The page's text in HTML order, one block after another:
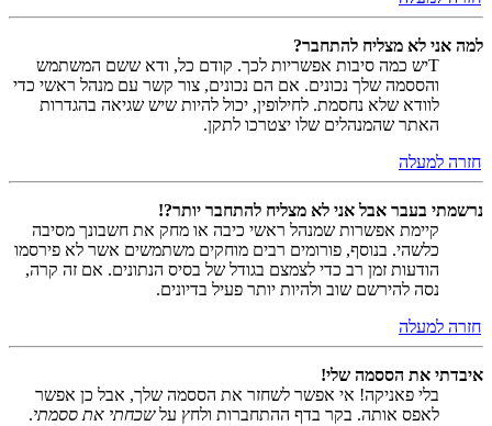
למה אני לא מצליח להתחבר?
Tיש כמה סיבות אפשריות לכך. קודם כל, ודא ששם המשתמש
והססמה שלך נכונים. אם הם נכונים, צור קשר עם מנהל ראשי כדי
לוודא שלא נחסמת. לחילופין, יכול להיות שיש שגיאה בהגדרות
האתר שהמנהלים שלו יצטרכו לתקן.
חזרה למעלה
נרשמתי בעבר אבל אני לא מצליח להתחבר יותר?!
קיימת אפשרות שמנהל ראשי כיבה או מחק את חשבונך מסיבה
כלשהי. בנוסף, פורומים רבים מוחקים משתמשים אשר לא פירסמו
הודעות זמן רב כדי לצמצם בגודל של בסיס הנתונים. אם זה קרה,
נסה להירשם שוב ולהיות יותר פעיל בדיונים.
חזרה למעלה
איבדתי את הססמה שלי!
בלי פאניקה! אי אפשר לשחזר את הססמה שלך, אבל כן אפשר
לאפס אותה. בקר בדף ההתחברות ולחץ עלשכחתי את ססמתי.